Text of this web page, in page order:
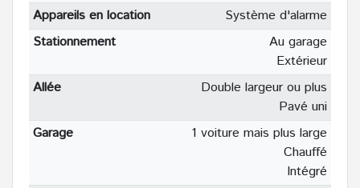
Appareils en location
Système d'alarme
Stationnement
Au garage
Extérieur
Allée
Double largeur ou plus
Pavé uni
Garage
1 voiture mais plus large
Chauffé
Intégré